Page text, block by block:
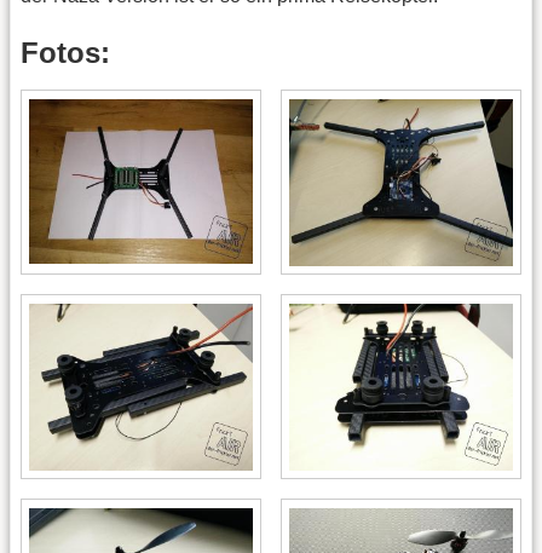
Fotos: